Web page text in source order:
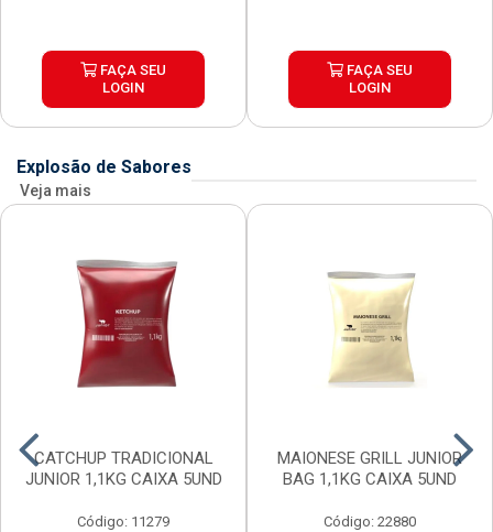
FAÇA SEU
LOGIN
FAÇA SEU
LOGIN
Explosão de Sabores
Veja mais
CATCHUP TRADICIONAL
JUNIOR 1,1KG CAIXA 5UND
Código: 11279
MAIONESE GRILL JUNIOR
BAG 1,1KG CAIXA 5UND
Código: 22880